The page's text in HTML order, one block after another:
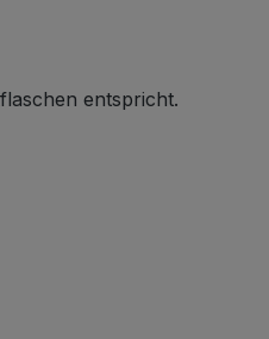
entspricht.